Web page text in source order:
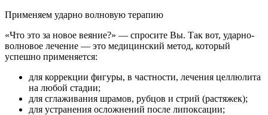
Применяем ударно волновую терапию
«Что это за новое веяние?» — спросите Вы. Так вот, ударно-
волновое лечение — это медицинский метод, который
успешно применяется:
для коррекции фигуры, в частности, лечения целлюлита
на любой стадии;
для сглаживания шрамов, рубцов и стрий (растяжек);
для устранения осложнений после липоксации;